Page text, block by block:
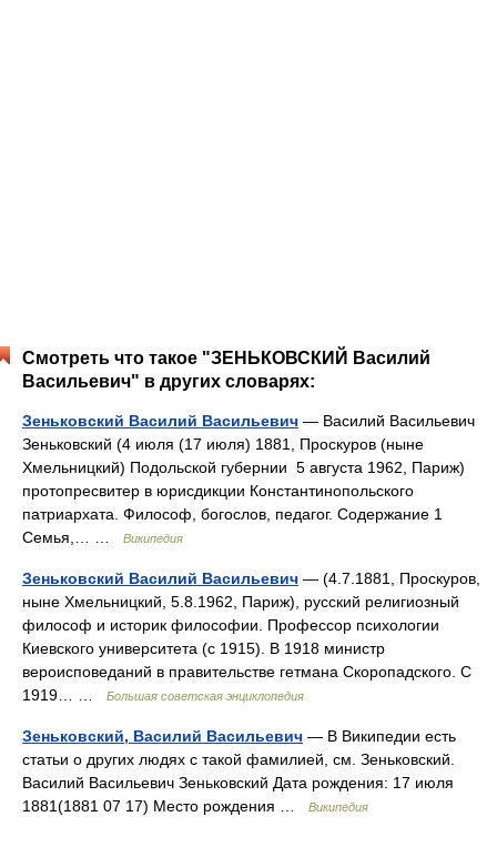
Смотреть что такое "ЗЕНЬКОВСКИЙ Василий
Васильевич" в других словарях:
Зеньковский Василий Васильевич — Василий Васильевич
Зеньковский (4 июля (17 июля) 1881, Проскуров (ныне
Хмельницкий) Подольской губернии 5 августа 1962, Париж)
протопресвитер в юрисдикции Константинопольского
патриархата. Философ, богослов, педагог. Содержание 1
Семья,… …
Википедия
Зеньковский Василий Васильевич — (4.7.1881, Проскуров,
ныне Хмельницкий, 5.8.1962, Париж), русский религиозный
философ и историк философии. Профессор психологии
Киевского университета (с 1915). В 1918 министр
вероисповеданий в правительстве гетмана Скоропадского. С
1919… …
Большая советская энциклопедия
Зеньковский, Василий Васильевич — В Википедии есть
статьи о других людях с такой фамилией, см. Зеньковский.
Василий Васильевич Зеньковский Дата рождения: 17 июля
1881(1881 07 17) Место рождения …
Википедия